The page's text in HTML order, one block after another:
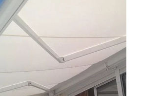
Αυτοματισμοί
στην τέντα ή τη πέργκολα
λειτουργία χωρίς κόπο και από
Περισσότερα